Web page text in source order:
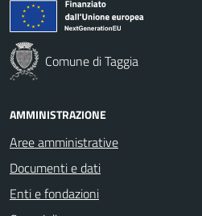
Comune di Taggia
AMMINISTRAZIONE
Aree amministrative
Documenti e dati
Enti e fondazioni